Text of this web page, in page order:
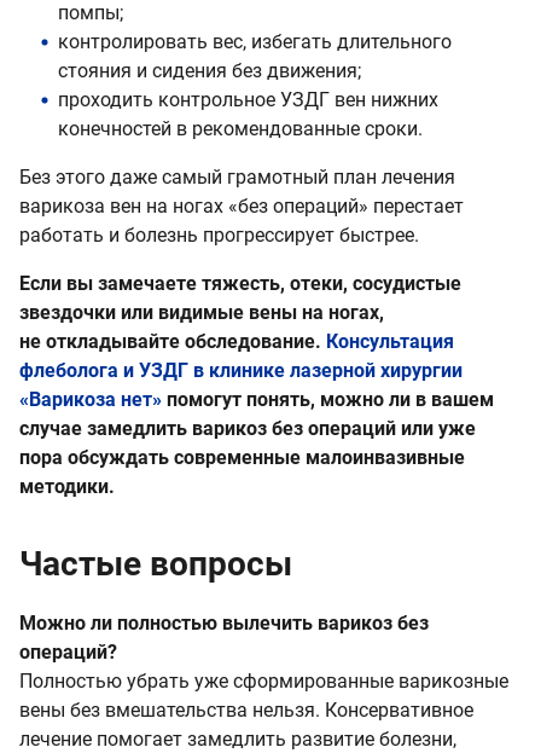
помпы;
контролировать вес, избегать длительного
стояния и сидения без движения;
проходить контрольное УЗДГ вен нижних
конечностей в рекомендованные сроки.
Без этого даже самый грамотный план лечения
варикоза вен на ногах «без операций» перестает
работать и болезнь прогрессирует быстрее.
Если вы замечаете тяжесть, отеки, сосудистые
звездочки или видимые вены на ногах,
не откладывайте обследование. Консультация
флеболога и УЗДГ в клинике лазерной хирургии
«Варикоза нет» помогут понять, можно ли в вашем
случае замедлить варикоз без операций или уже
пора обсуждать современные малоинвазивные
методики.
Частые вопросы
Можно ли полностью вылечить варикоз без
операций?
Полностью убрать уже сформированные варикозные
вены без вмешательства нельзя. Консервативное
лечение помогает замедлить развитие болезни,